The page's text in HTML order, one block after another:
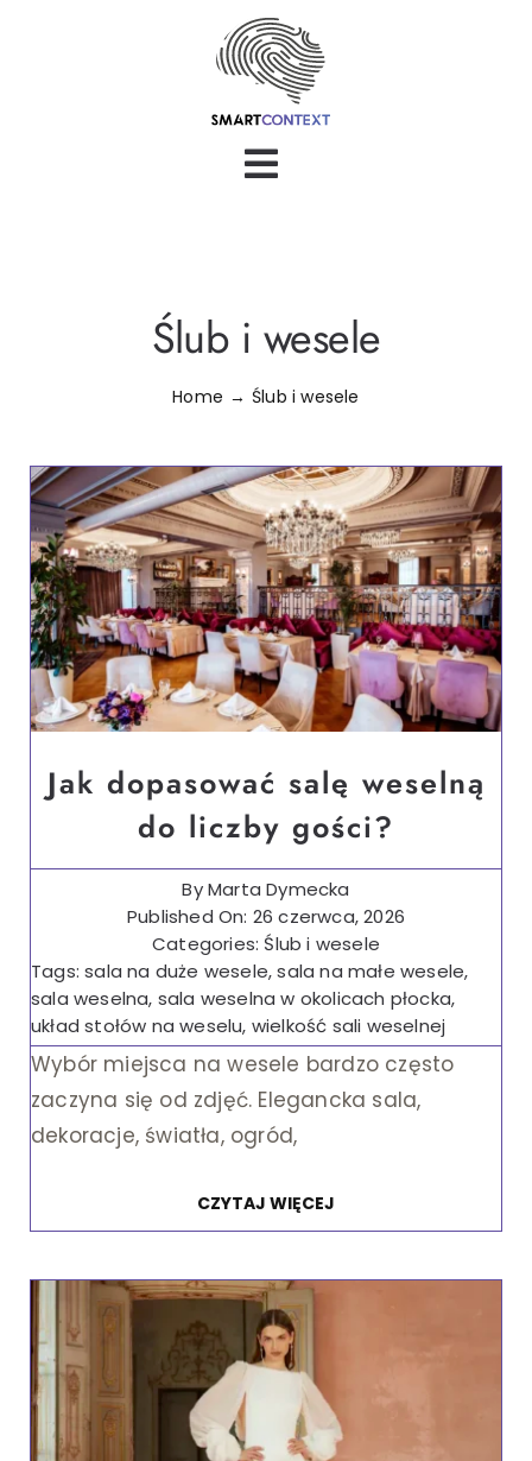
Toggle
Uroda
Turystyka
Logistyka
Dietetyka
Finanse
Ślub i wesele
Ślub i wesele
Home Ślub i wesele
Jak dopasować salę weselną
do liczby gości?
ByMarta Dymecka
Published On: 26 czerwca, 2026
Categories: Ślub i wesele
Tags:sala na duże wesele,sala na małe wesele,
sala weselna, sala weselna w okolicach płocka,
układ stołów na weselu, wielkość sali weselnej
Wybór miejsca na wesele bardzo często
zaczyna się od zdjęć. Elegancka sala,
dekoracje, światła, ogród,
CZYTAJ WIĘCEJ